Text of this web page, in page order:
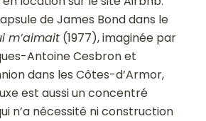
de James Bond dans le
m’aimait (1977), imaginée par
Antoine Cesbron et
dans les Côtes-d’Armor,
est aussi un concentré
n’a nécessité ni construction